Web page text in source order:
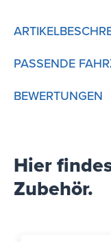
PASSENDE
BEWERTUNGEN
Hier
Zubehör.